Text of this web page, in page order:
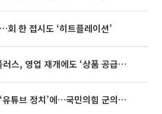
회 한 접시도 ‘히트플레이션’
‘회생 D-3주’ 홈플러스, 영업 재개에도 ‘상품 공급망’ 복구가 생존 관건
우성빈 기장군수 ‘유튜브 정치’에…국민의힘 군의원들 집단 반발